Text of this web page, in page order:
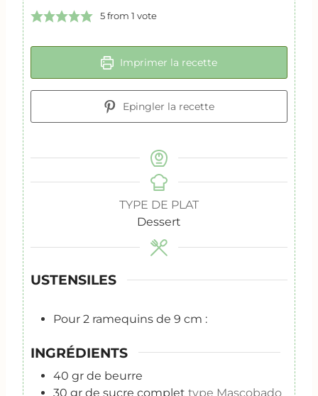
5from 1 vote
Imprimer la recette
Epingler la recette
TYPE DE PLAT
Dessert
USTENSILES
Pour 2 ramequins de 9 cm :
INGRÉDIENTS
40 gr de beurre
30 gr de sucre complet type Mascobado